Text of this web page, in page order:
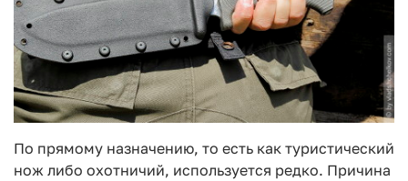
По прямому назначению, то есть как туристический
нож либо охотничий, используется редко. Причина